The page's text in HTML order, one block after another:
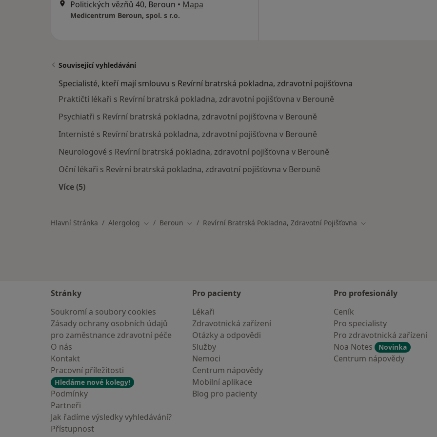
Politických vězňů 40, Beroun • Mapa
Medicentrum Beroun, spol. s r.o.
Související vyhledávání
Specialisté, kteří mají smlouvu s Revírní bratrská pokladna, zdravotní pojišťovna
Praktičtí lékaři s Revírní bratrská pokladna, zdravotní pojišťovna v Berouně
Psychiatři s Revírní bratrská pokladna, zdravotní pojišťovna v Berouně
Internisté s Revírní bratrská pokladna, zdravotní pojišťovna v Berouně
Neurologové s Revírní bratrská pokladna, zdravotní pojišťovna v Berouně
Oční lékaři s Revírní bratrská pokladna, zdravotní pojišťovna v Berouně
Více (5)
Hlavní Stránka Alergolog Změna města
Beroun Změna města
Revírní Bratrská Pokladna, Zdravotní Pojišťovna Změna města
Stránky
Soukromí a soubory cookies
Zásady ochrany osobních údajů
pro zaměstnance zdravotní péče
O nás
Kontakt
Pracovní příležitosti
Hledáme nové kolegy!
Podmínky
Partneři
Jak řadíme výsledky vyhledávání?
Přístupnost
Pro pacienty
Lékaři
Zdravotnická zařízení
Otázky a odpovědi
Služby
Nemoci
Centrum nápovědy
Mobilní aplikace
Blog pro pacienty
Pro profesionály
Ceník
Pro specialisty
Pro zdravotnická zařízení
Noa Notes
Novinka
Centrum nápovědy